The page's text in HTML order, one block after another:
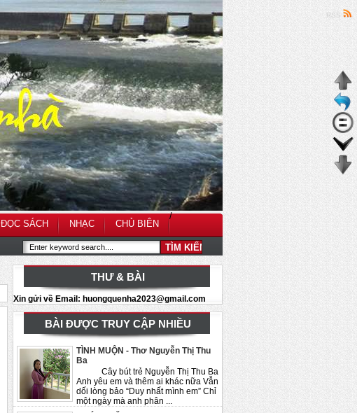
/
ĐỌC SÁCH NHẠC CHỦ BIÊN
RSS
THƯ & BÀI
Xin gửi về Email: huongquenha2023@gmail.com
BÀI ĐƯỢC TRUY CẬP NHIỀU
TÌNH MUỘN - Thơ Nguyễn Thị Thu
Ba
Cây bút trẻ Nguyễn Thị Thu Ba
Anh yêu em và thêm ai khác nữa Vẫn
dối lòng bảo “Duy nhất mình em” Chỉ
một ngày mà anh phân ...